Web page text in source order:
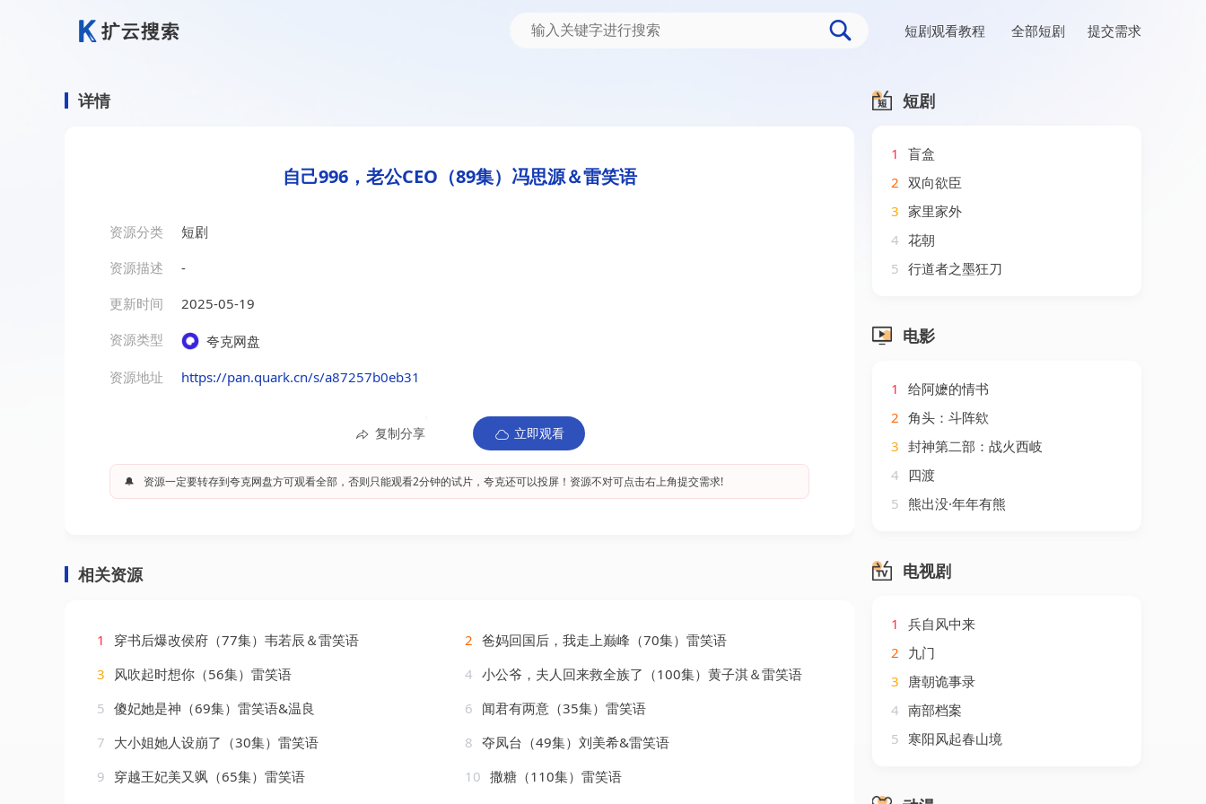
短剧观看教程 全部短剧 提交需求
详情
自己996，老公CEO（89集）冯思源＆雷笑语
资源分类
短剧
资源描述
-
更新时间
2025-05-19
资源类型
夸克网盘
资源地址
https://pan.quark.cn/s/a87257b0eb31
复制分享 立即观看
🔔 资源一定要转存到夸克网盘方可观看全部，否则只能观看2分钟的试片，夸克还可以投屏！资源不对可点击右上角提交需求!
相关资源
1 穿书后爆改侯府（77集）韦若辰＆雷笑语 2 爸妈回国后，我走上巅峰（70集）雷笑语
3
风吹起时想你（56集）雷笑语 4 小公爷，夫人回来救全族了（100集）黄子淇＆雷笑语
5 傻妃她是神（69集）雷笑语&温良 6 闻君有两意（35集）雷笑语
7 大小姐她人设崩了（30集）雷笑语 8 夺凤台（49集）刘美希&雷笑语
9 穿越王妃美又飒（65集）雷笑语 10 撒糖（110集）雷笑语
短剧
1
盲盒
2 双向欲臣
3 家里家外
4 花朝
5 行道者之墨狂刀
电影
1
给阿嬷的情书
2 角头：斗阵欸
3 封神第二部：战火西岐
4 四渡
5 熊出没·年年有熊
电视剧
1
兵自风中来
2 九门
3 唐朝诡事录
4 南部档案
5 寒阳风起春山境